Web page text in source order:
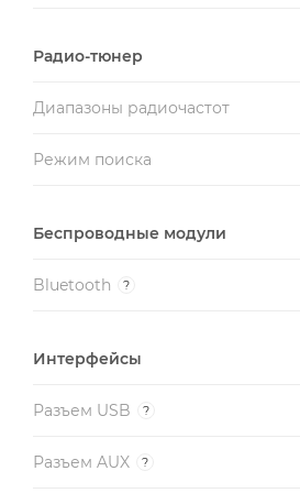
Радио-тюнер
Диапазоны радиочастот
Режим поиска
Беспроводные модули
Bluetooth ?
Интерфейсы
Разъем USB ?
Разъем AUX ?